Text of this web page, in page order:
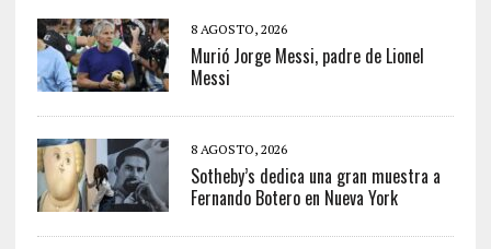
8 AGOSTO, 2026
Murió Jorge Messi, padre de Lionel
Messi
8 AGOSTO, 2026
Sotheby’s dedica una gran muestra a
Fernando Botero en Nueva York